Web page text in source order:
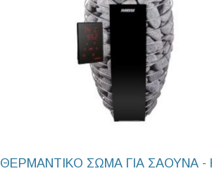
ΘΕΡΜΑΝΤΙΚΟ ΣΩΜΑ ΓΙΑ ΣΑΟΥΝΑ -